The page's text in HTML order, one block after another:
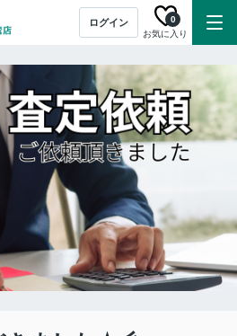
ログイン
お気に入り
0